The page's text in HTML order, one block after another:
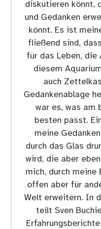
diskutieren könnt,
und Gedanken
könnt. Es ist
fließend sind,
für das Leben, die
diesem
auch
Gedankenablage
war es, was am
besten passt.
meine
durch das Glas
wird, die aber
mich, durch meine
offen aber für
Welt erweitern. In
teilt Sven